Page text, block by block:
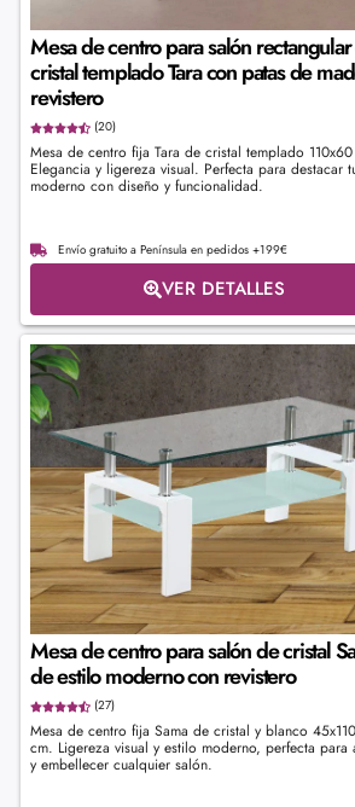
Mesa de centro para salón
cristal templado Tara con patas de
revistero
(20)
Mesa de centro fija Tara de cristal templado
Elegancia y ligereza visual. Perfecta para destacar
moderno con diseño y funcionalidad.
Envío gratuito a Península en pedidos +199€
VER DETALLES
Mesa de centro para salón de cristal
de estilo moderno con revistero
(27)
Mesa de centro fija Sama de cristal y blanco
cm. Ligereza visual y estilo moderno, perfecta para
y embellecer cualquier salón.